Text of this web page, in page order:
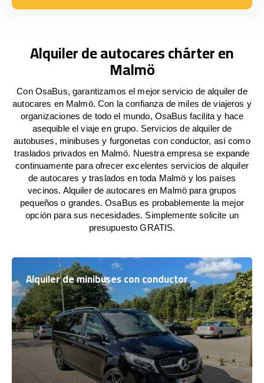
Alquiler de autocares chárter en
Malmö
Con OsaBus, garantizamos el mejor servicio de alquiler de
autocares en Malmö. Con la confianza de miles de viajeros y
organizaciones de todo el mundo, OsaBus facilita y hace
asequible el viaje en grupo. Servicios de alquiler de
autobuses, minibuses y furgonetas con conductor, así como
traslados privados en Malmö. Nuestra empresa se expande
continuamente para ofrecer excelentes servicios de alquiler
de autocares y traslados en toda Malmö y los países
vecinos. Alquiler de autocares en Malmö para grupos
pequeños o grandes. OsaBus es probablemente la mejor
opción para sus necesidades. Simplemente solicite un
presupuesto GRATIS.
Alquiler de minibuses con conductor